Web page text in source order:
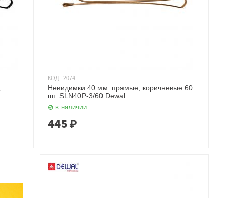
КОД: 2074
Невидимки 40 мм. прямые, коричневые 60
шт. SLN40P-3/60 Dewal
в наличии
445 ₽